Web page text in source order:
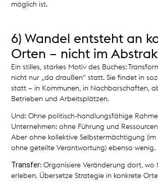
möglich ist.
6) Wandel entsteht an
Orten – nicht im
Ein stilles, starkes Motiv des Buches:
nicht nur „da draußen“ statt. Sie findet in
statt – in Kommunen, in Nachbarschaften,
Betrieben und Arbeitsplätzen.
Und: Ohne politisch-handlungsfähige
Unternehmen: ohne Führung und
Aber ohne kollektive Selbstermächtigung (im
ohne geteilte Verantwortung) ebenso wenig.
Transfer: Organisiere Veränderung dort, wo
erleben. Übersetze Strategie in konkrete